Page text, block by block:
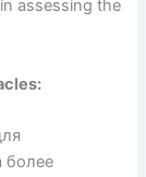
assessing the
более